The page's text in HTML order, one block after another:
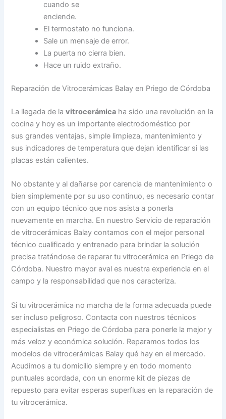
cuando se
enciende.
El termostato no funciona.
Sale un mensaje de error.
La puerta no cierra bien.
Hace un ruido extraño.
Reparación de Vitrocerámicas Balay en Priego de Córdoba
La llegada de lavitrocerámica ha sido una revolución en la
cocina y hoy es un importante electrodoméstico por
sus grandes ventajas, simple limpieza, mantenimiento y
sus indicadores de temperatura que dejan identificar si las
placas están calientes.
No obstante y al dañarse por carencia de mantenimiento o
bien simplemente por su uso continuo, es necesario contar
con un equipo técnico que nos asista a ponerla
nuevamente en marcha. En nuestro Servicio de reparación
de vitrocerámicas Balay contamos con el mejor personal
técnico cualificado y entrenado para brindar la solución
precisa tratándose de reparar tu vitrocerámica en Priego de
Córdoba. Nuestro mayor aval es nuestra experiencia en el
campo y la responsabilidad que nos caracteriza.
Si tu vitrocerámica no marcha de la forma adecuada puede
ser incluso peligroso. Contacta con nuestros técnicos
especialistas en Priego de Córdoba para ponerle la mejor y
más veloz y económica solución. Reparamos todos los
modelos de vitrocerámicas Balay qué hay en el mercado.
Acudimos a tu domicilio siempre y en todo momento
puntuales acordada, con un enorme kit de piezas de
repuesto para evitar esperas superfluas en la reparación de
tu vitrocerámica.